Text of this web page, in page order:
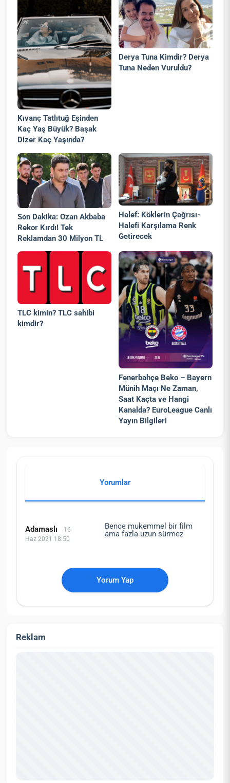
Kıvanç Tatlıtuğ Eşinden
Kaç Yaş Büyük? Başak
Dizer Kaç Yaşında?
Derya Tuna Kimdir? Derya
Tuna Neden Vuruldu?
Son Dakika: Ozan Akbaba
Rekor Kırdı! Tek
Reklamdan 30 Milyon TL
Halef: Köklerin Çağrısı-
Halefi Karşılama Renk
Getirecek
TLC kimin? TLC sahibi
kimdir?
Fenerbahçe Beko – Bayern
Münih Maçı Ne Zaman,
Saat Kaçta ve Hangi
Kanalda? EuroLeague Canlı
Yayın Bilgileri
Yorumlar
Adamaslı
16
Haz 2021 18:50
Bence mukemmel bir film
ama fazla uzun sürmez
Yorum Yap
Reklam